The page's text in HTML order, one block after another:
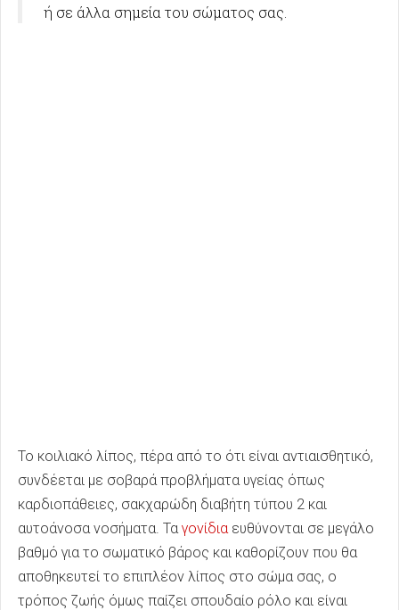
ή σε άλλα σημεία του σώματος σας.
Το κοιλιακό λίπος, πέρα από το ότι είναι αντιαισθητικό,
συνδέεται με σοβαρά προβλήματα υγείας όπως
καρδιοπάθειες, σακχαρώδη διαβήτη τύπου 2 και
αυτοάνοσα νοσήματα. Τα γονίδια ευθύνονται σε μεγάλο
βαθμό για το σωματικό βάρος και καθορίζουν που θα
αποθηκευτεί το επιπλέον λίπος στο σώμα σας, ο
τρόπος ζωής όμως παίζει σπουδαίο ρόλο και είναι